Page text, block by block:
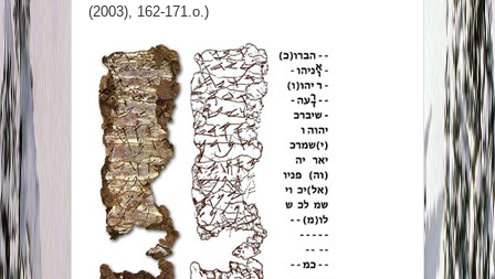
(2003), 162-171.o.)